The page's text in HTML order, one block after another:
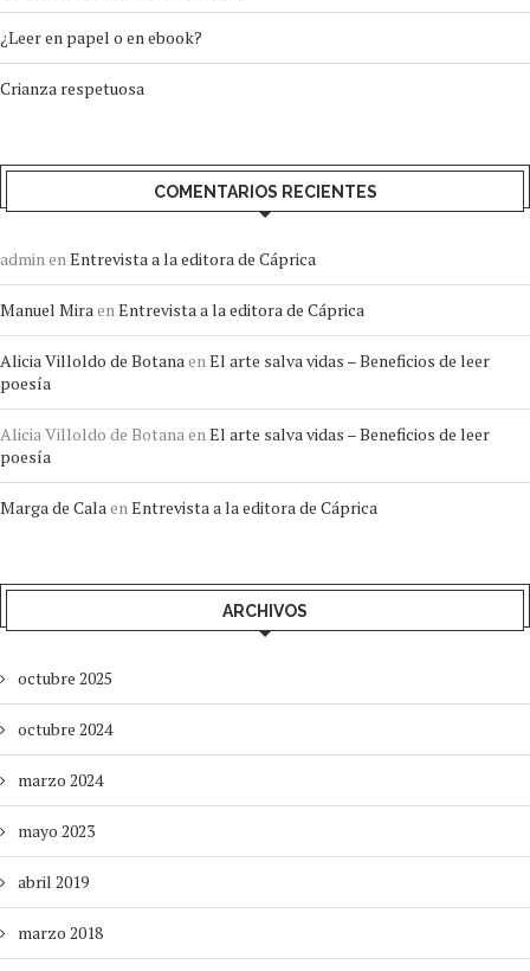
¿Leer en papel o en ebook?
Crianza respetuosa
COMENTARIOS RECIENTES
adminenEntrevista a la editora de Cáprica
Manuel MiraenEntrevista a la editora de Cáprica
Alicia Villoldo de BotanaenEl arte salva vidas – Beneficios de leer
poesía
Alicia Villoldo de BotanaenEl arte salva vidas – Beneficios de leer
poesía
Marga de CalaenEntrevista a la editora de Cáprica
ARCHIVOS
octubre 2025
octubre 2024
marzo 2024
mayo 2023
abril 2019
marzo 2018